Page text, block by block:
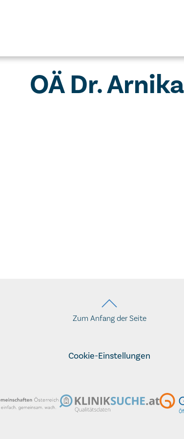
OÄ Dr.
Zum Anfang der Seite
Cookie-Einstellungen